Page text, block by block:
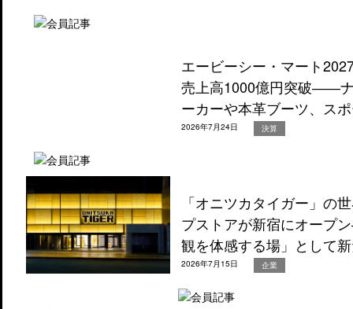
エービーシー・マート
売上高1000億円突破――
ーカーや本革ブーツ、ス
2026年7月24日 決算
「オニツカタイガー」の
プストアが新宿にオープ
観を体感する場」として
2026年7月15日 企業